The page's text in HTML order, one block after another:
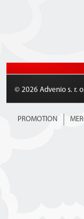
© 2026 Advenio s. r. o.
PROMOTION